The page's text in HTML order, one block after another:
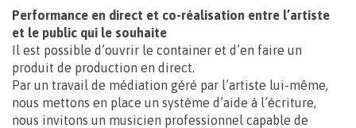
Performance en direct et co-réalisation entre l’artiste
et le public qui le souhaite
Il est possible d’ouvrir le container et d’en faire un
produit de production en direct.
Par un travail de médiation géré par l’artiste lui-même,
nous mettons en place un système d’aide à l’écriture,
nous invitons un musicien professionnel capable de